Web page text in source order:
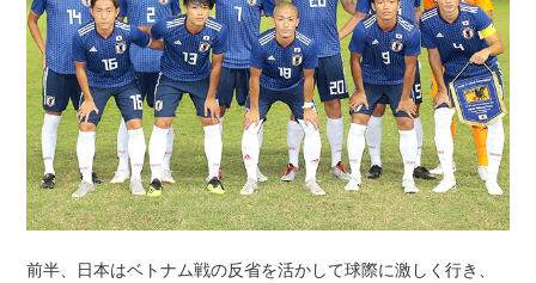
前半、日本はベトナム戦の反省を活かして球際に激しく行き、